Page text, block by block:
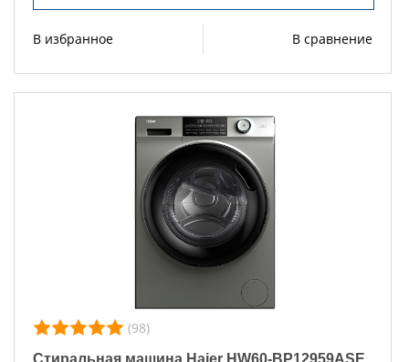
В избранное В сравнение
(98)
Стиральная машина Haier HW60-BP12959ASE